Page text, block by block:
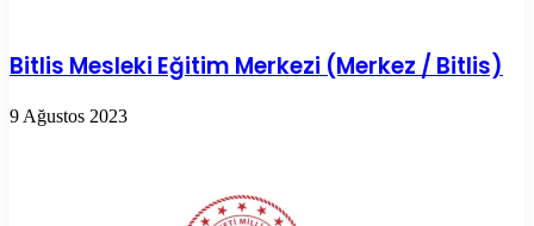
Bitlis Mesleki Eğitim Merkezi (Merkez / Bitlis)
9 Ağustos 2023